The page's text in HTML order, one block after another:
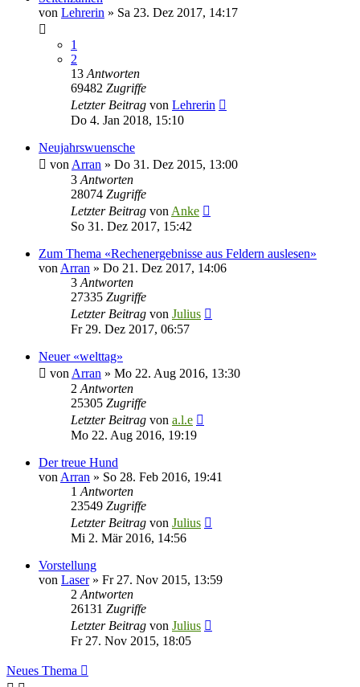
von Lehrerin » Sa 23. Dez 2017, 14:17
1
2
13 Antworten
69482 Zugriffe
Letzter Beitrag von Lehrerin
Do 4. Jan 2018, 15:10
Neujahrswuensche
von Arran » Do 31. Dez 2015, 13:00
3 Antworten
28074 Zugriffe
Letzter Beitrag von Anke
So 31. Dez 2017, 15:42
Zum Thema «Rechenergebnisse aus Feldern auslesen»
von Arran » Do 21. Dez 2017, 14:06
3 Antworten
27335 Zugriffe
Letzter Beitrag von Julius
Fr 29. Dez 2017, 06:57
Neuer «welttag»
von Arran » Mo 22. Aug 2016, 13:30
2 Antworten
25305 Zugriffe
Letzter Beitrag von a.l.e
Mo 22. Aug 2016, 19:19
Der treue Hund
von Arran » So 28. Feb 2016, 19:41
1 Antworten
23549 Zugriffe
Letzter Beitrag von Julius
Mi 2. Mär 2016, 14:56
Vorstellung
von Laser» Fr 27. Nov 2015, 13:59
2 Antworten
26131 Zugriffe
Letzter Beitrag von Julius
Fr 27. Nov 2015, 18:05
Neues Thema